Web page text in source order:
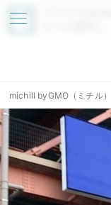
アプリで
michill byGMO（ミチル）